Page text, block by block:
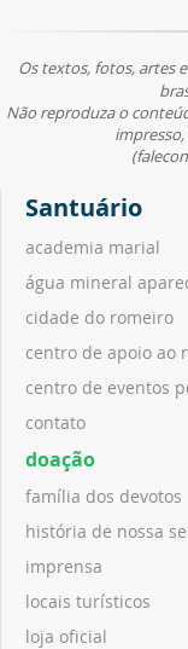
Os textos, fotos, artes
Não reproduza o
Santuário
academia marial
água mineral
cidade do romeiro
centro de apoio ao
centro de eventos
contato
doação
família dos devotos
história de nossa
imprensa
locais turísticos
loja oficial